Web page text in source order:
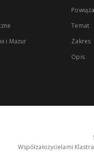
i Mazur
Temat
Zakres
Opis
Współzałożycielami